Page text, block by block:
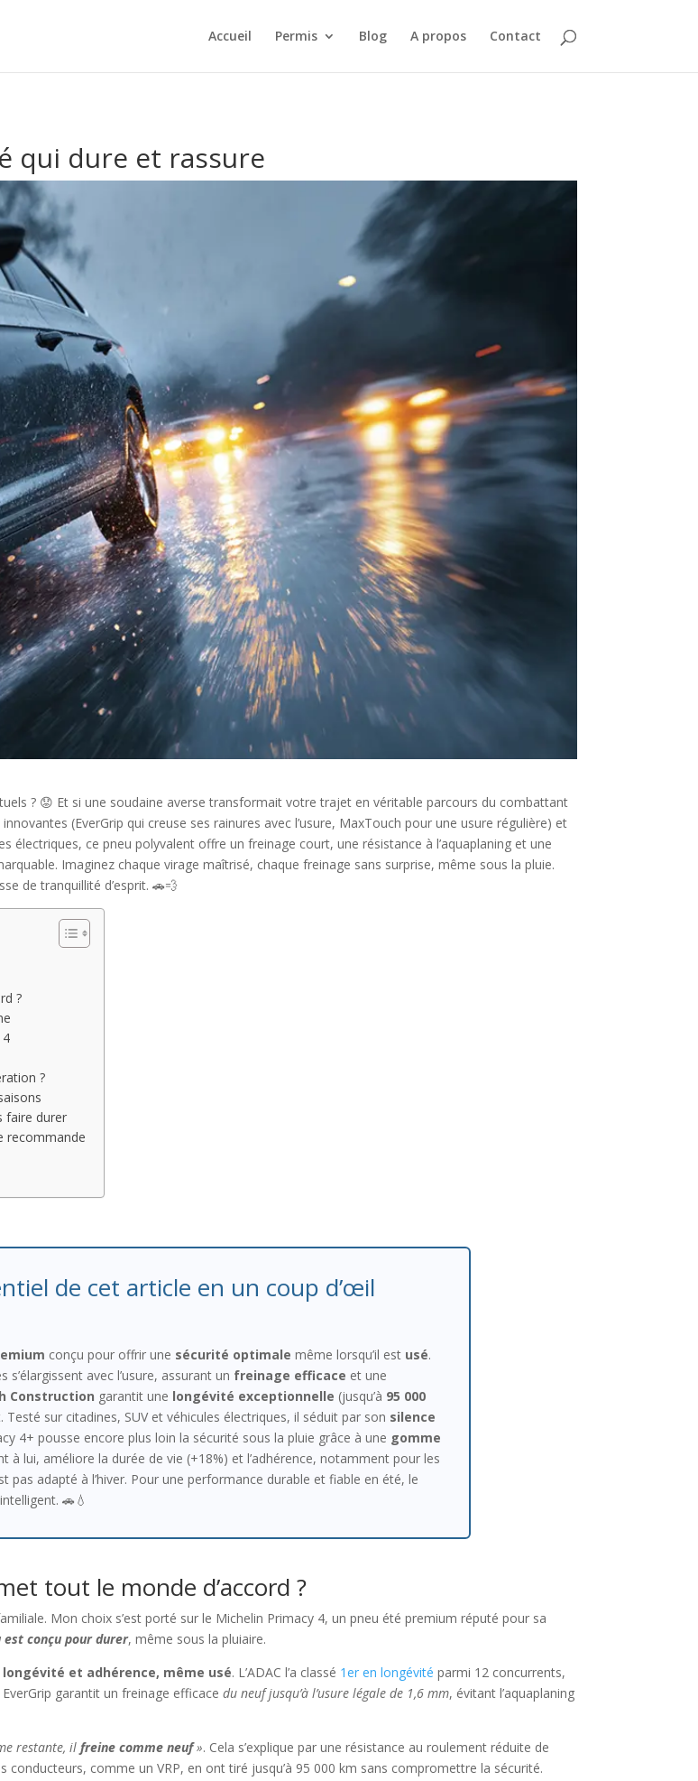
Accueil Permis Blog A propos Contact
qui dure et rassure
? 😟 Et si une soudaine averse transformait votre trajet en véritable parcours du combattant
(EverGrip qui creuse ses rainures avec l’usure, MaxTouch pour une usure régulière) et
électriques, ce pneu polyvalent offre un freinage court, une résistance à l’aquaplaning et une
Imaginez chaque virage maîtrisé, chaque freinage sans surprise, même sous la pluie.
de tranquillité d’esprit. 🚗💨
?
?
faire durer
recommande
de cet article en un coup d’œil
conçu pour offrir une sécurité optimale même lorsqu’il est usé.
s’élargissent avec l’usure, assurant un freinage efficace et une
Construction garantit une longévité exceptionnelle (jusqu’à 95 000
sur citadines, SUV et véhicules électriques, il séduit par son silence
4+ pousse encore plus loin la sécurité sous la pluie grâce à une gomme
à lui, améliore la durée de vie (+18%) et l’adhérence, notamment pour les
pas adapté à l’hiver. Pour une performance durable et fiable en été, le
🚗💧
tout le monde d’accord ?
Mon choix s’est porté sur le Michelin Primacy 4, un pneu été premium réputé pour sa
est conçu pour durer, même sous la pluiaire.
longévité et adhérence, même usé. L’ADAC l’a classé 1er en longévité parmi 12 concurrents,
garantit un freinage efficacedu neuf jusqu’à l’usure légale de 1,6 mm, évitant l’aquaplaning
restante, ilfreine comme neuf». Cela s’explique par une résistance au roulement réduite de
conducteurs, comme un VRP, en ont tiré jusqu’à 95 000 km sans compromettre la sécurité.